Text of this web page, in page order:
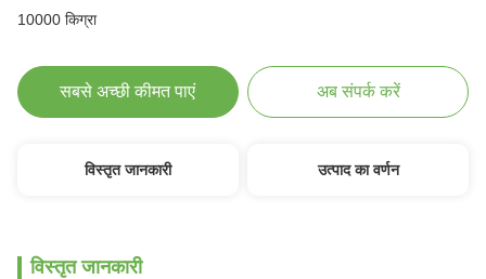
10000 किग्रा
सबसे अच्छी कीमत पाएं अब संपर्क करें
विस्तृत जानकारी उत्पाद का वर्णन
विस्तृत जानकारी